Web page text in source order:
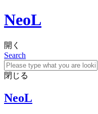
NeoL
開く
Search
閉じる
NeoL